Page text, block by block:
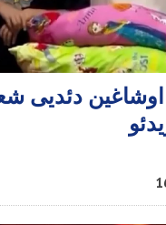
اوشاغین دئدیی